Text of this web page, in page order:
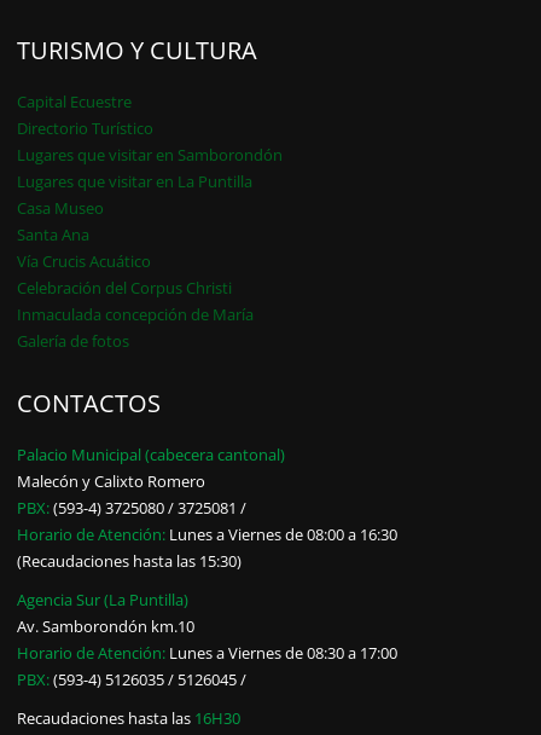
TURISMO Y CULTURA
Capital Ecuestre
Directorio Turístico
Lugares que visitar en Samborondón
Lugares que visitar en La Puntilla
Casa Museo
Santa Ana
Vía Crucis Acuático
Celebración del Corpus Christi
Inmaculada concepción de María
Galería de fotos
CONTACTOS
Palacio Municipal (cabecera cantonal)
Malecón y Calixto Romero
PBX:(593-4) 3725080 / 3725081 /
Horario de Atención: Lunes a Viernes de 08:00 a 16:30
(Recaudaciones hasta las 15:30)
Agencia Sur (La Puntilla)
Av. Samborondón km.10
Horario de Atención: Lunes a Viernes de 08:30 a 17:00
PBX:(593-4) 5126035 / 5126045 /
Recaudaciones hasta las 16H30